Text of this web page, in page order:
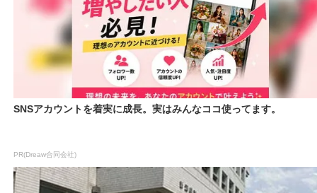
SNSアカウントを着実に成長。実はみんなココ使ってます。
PR(Dreaw合同会社)